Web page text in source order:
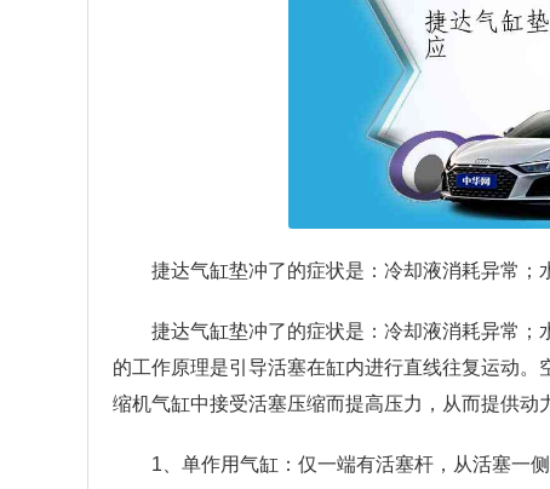
捷达气缸垫冲了的症状是：冷却液消耗异常；
捷达气缸垫冲了的症状是：冷却液消耗异常
的工作原理是引导活塞在缸内进行直线往复运动
缩机气缸中接受活塞压缩而提高压力，从而提供动
1、单作用气缸：仅一端有活塞杆，从活塞一